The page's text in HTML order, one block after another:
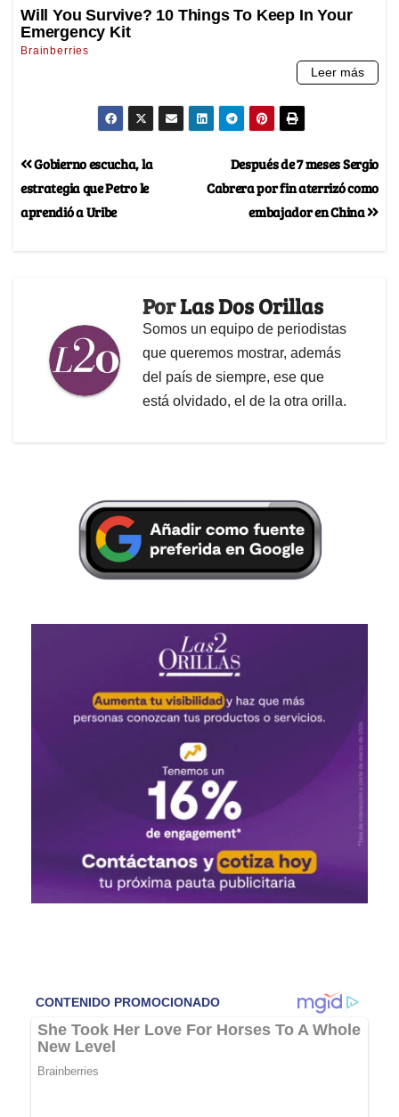
Después de 7 meses Sergio
Cabrera por fin aterrizó como
embajador en China
Gobierno escucha, la
estrategia que Petro le
aprendió a Uribe
PorLas Dos Orillas
Somos un equipo de periodistas
que queremos mostrar, además
del país de siempre, ese que
está olvidado, el de la otra orilla.